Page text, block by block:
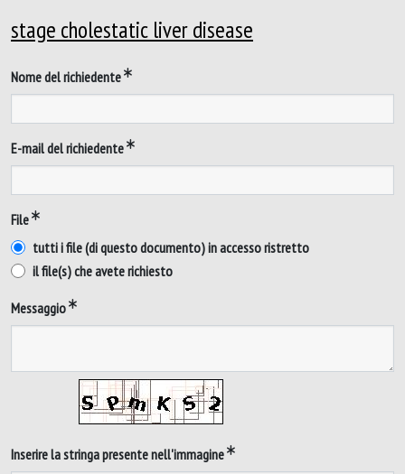
stage cholestatic liver disease
Nome del richiedente
E-mail del richiedente
File
tutti i file (di questo documento) in accesso ristretto
il file(s) che avete richiesto
Messaggio
Inserire la stringa presente nell'immagine